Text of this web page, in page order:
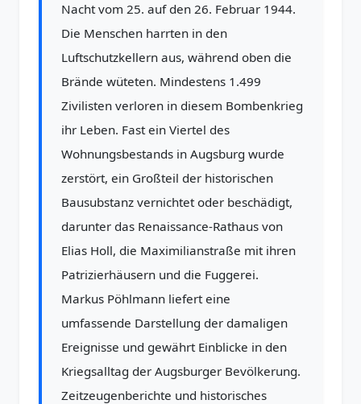
Nacht vom 25. auf den 26. Februar 1944.
Die Menschen harrten in den
Luftschutzkellern aus, während oben die
Brände wüteten. Mindestens 1.499
Zivilisten verloren in diesem Bombenkrieg
ihr Leben. Fast ein Viertel des
Wohnungsbestands in Augsburg wurde
zerstört, ein Großteil der historischen
Bausubstanz vernichtet oder beschädigt,
darunter das Renaissance-Rathaus von
Elias Holl, die Maximilianstraße mit ihren
Patrizierhäusern und die Fuggerei.
Markus Pöhlmann liefert eine
umfassende Darstellung der damaligen
Ereignisse und gewährt Einblicke in den
Kriegsalltag der Augsburger Bevölkerung.
Zeitzeugenberichte und historisches